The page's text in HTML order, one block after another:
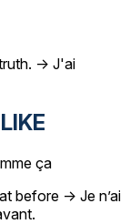
-> J'ai
ça
before -> Je n’ai